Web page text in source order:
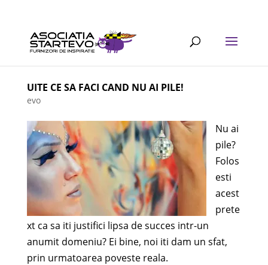
UITE CE SA FACI CAND NU AI PILE!
evo
Nu ai
pile?
Folos
esti
acest
prete
xt ca sa iti justifici lipsa de succes intr-un
anumit domeniu? Ei bine, noi iti dam un sfat,
prin urmatoarea poveste reala.